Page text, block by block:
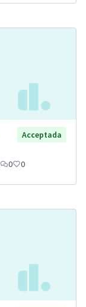
Acceptada
0 0